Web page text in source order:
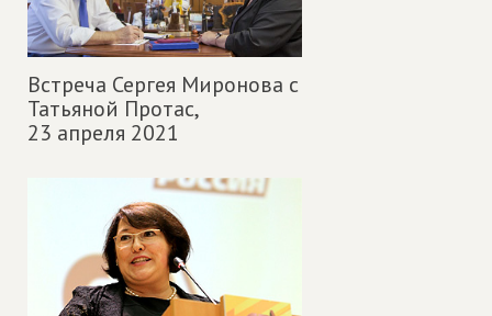
Встреча Сергея Миронова с
Татьяной Протас,
23 апреля 2021